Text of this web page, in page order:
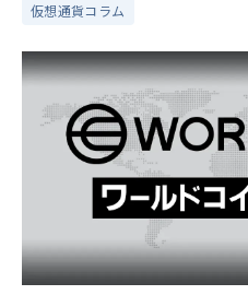
仮想通貨コラム